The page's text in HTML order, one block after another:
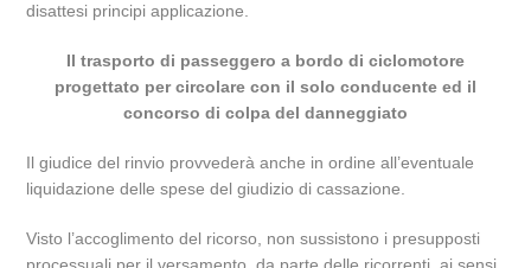
disattesi principi applicazione.
Il trasporto di passeggero a bordo di ciclomotore
progettato per circolare con il solo conducente ed il
concorso di colpa del danneggiato
Il giudice del rinvio provvederà anche in ordine all’eventuale
liquidazione delle spese del giudizio di cassazione.
Visto l’accoglimento del ricorso, non sussistono i presupposti